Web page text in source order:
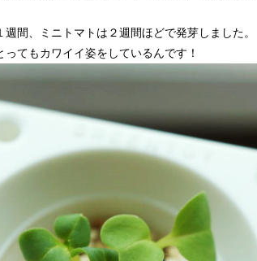
間、ミニトマトは２週間ほどで発芽しました。